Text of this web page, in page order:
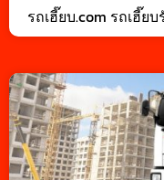
รถเฮี๊ยบ.com รถเฮี๊ย